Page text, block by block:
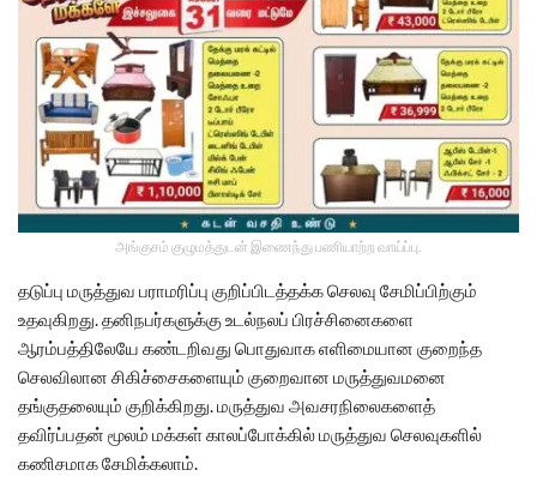
அங்குசம் குழுமத்துடன் இணைந்து பணியாற்ற வாய்ப்பு.
தடுப்பு மருத்துவ பராமரிப்பு குறிப்பிடத்தக்க செலவு சேமிப்பிற்கும்
உதவுகிறது. தனிநபர்களுக்கு உடல்நலப் பிரச்சினைகளை
ஆரம்பத்திலேயே கண்டறிவது பொதுவாக எளிமையான குறைந்த
செலவிலான சிகிச்சைகளையும் குறைவான மருத்துவமனை
தங்குதலையும் குறிக்கிறது. மருத்துவ அவசரநிலைகளைத்
தவிர்ப்பதன் மூலம் மக்கள் காலப்போக்கில் மருத்துவ செலவுகளில்
கணிசமாக சேமிக்கலாம்.